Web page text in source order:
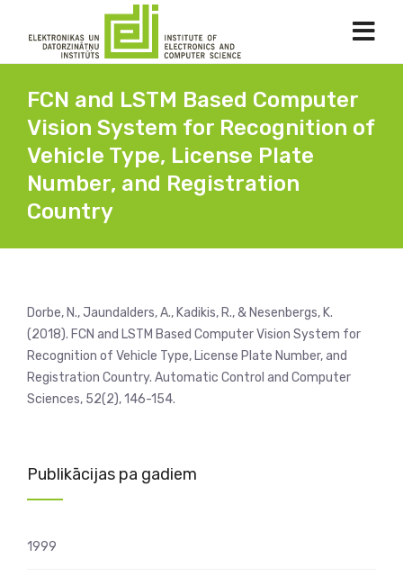
FCN and LSTM Based Computer
Vision System for Recognition of
Vehicle Type, License Plate
Number, and Registration
Country
Dorbe, N., Jaundalders, A., Kadikis, R., & Nesenbergs, K.
(2018). FCN and LSTM Based Computer Vision System for
Recognition of Vehicle Type, License Plate Number, and
Registration Country. Automatic Control and Computer
Sciences, 52(2), 146-154.
Publikācijas pa gadiem
1999